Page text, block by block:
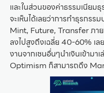
และในส่วนของค่าธรรมเนียม
จะเห็นได้เลยว่าการทำธุรกรร
Mint, Future, Transfer ภา
ลงไปสูงถึงเฉลี่ย 40-60% เ
งานจากเชนอื่นๆนำเงินเข้าม
Optimism ก็สามารถดึง